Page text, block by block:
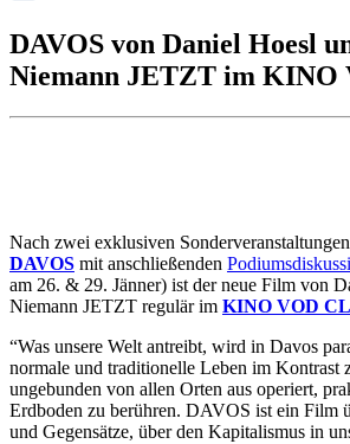
DAVOS von Daniel Hoesl
Niemann JETZT im KINO
Nach zwei exklusiven
DAVOS mit anschließenden
am 26. & 29. Jänner) ist der neue Film von
Niemann JETZT regulär im KINO VOD
“Was unsere Welt antreibt, wird in Davos
normale und traditionelle Leben im Kontrast
ungebunden von allen Orten aus operiert,
Erdboden zu berühren. DAVOS ist ein Film
und Gegensätze, über den Kapitalismus in